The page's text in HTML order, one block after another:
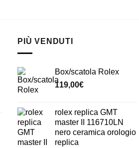
PIÙ VENDUTI
Box/scatola Rolex
119,00€
rolex replica GMT
master II 116710LN
nero ceramica orologio
replica